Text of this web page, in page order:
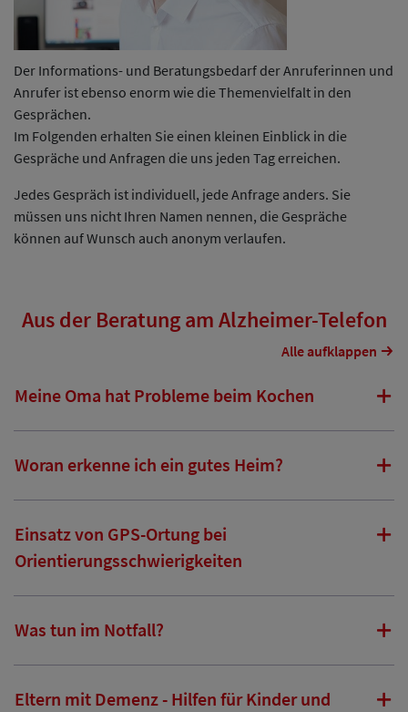
Der Informations- und Beratungsbedarf der Anruferinnen und
Anrufer ist ebenso enorm wie die Themenvielfalt in den
Gesprächen.
Im Folgenden erhalten Sie einen kleinen Einblick in die
Gespräche und Anfragen die uns jeden Tag erreichen.
Jedes Gespräch ist individuell, jede Anfrage anders. Sie
müssen uns nicht Ihren Namen nennen, die Gespräche
können auf Wunsch auch anonym verlaufen.
Aus der Beratung am Alzheimer-Telefon
Alle aufklappen
Meine Oma hat Probleme beim Kochen
Woran erkenne ich ein gutes Heim?
Einsatz von GPS-Ortung bei
Orientierungsschwierigkeiten
Was tun im Notfall?
Eltern mit Demenz - Hilfen für Kinder und